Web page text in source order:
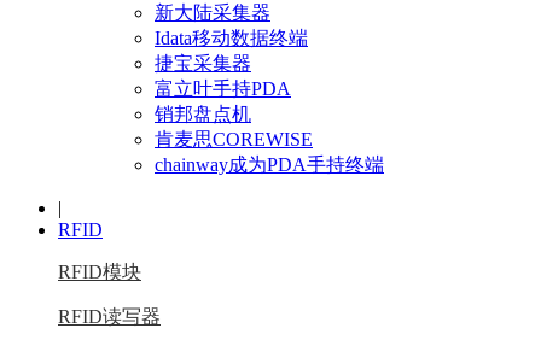
新大陆采集器
Idata移动数据终端
捷宝采集器
富立叶手持PDA
销邦盘点机
肯麦思COREWISE
chainway成为PDA手持终端
|
RFID
RFID模块
RFID读写器